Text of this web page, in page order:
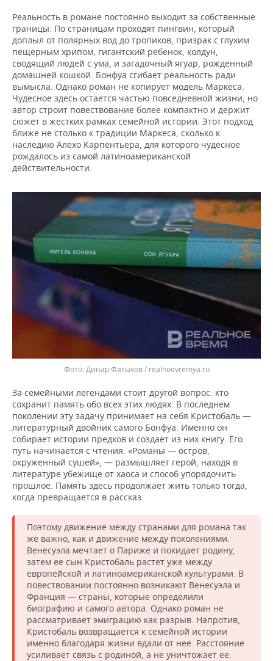
Реальность в романе постоянно выходит за собственные
границы. По страницам проходят пингвин, который
доплыл от полярных вод до тропиков, призрак с глухим
пещерным хрипом, гигантский ребенок, колдун,
сводящий людей с ума, и загадочный ягуар, рожденный
домашней кошкой. Бонфуа сгибает реальность ради
вымысла. Однако роман не копирует модель Маркеса.
Чудесное здесь остается частью повседневной жизни, но
автор строит повествование более компактно и держит
сюжет в жестких рамках семейной истории. Этот подход
ближе не столько к традиции Маркеса, сколько к
наследию Алехо Карпентьера, для которого чудесное
рождалось из самой латиноамериканской
действительности.
Динар Фатыхов / realnoevremya.ru
За семейными легендами стоит другой вопрос: кто
сохранит память обо всех этих людях. В последнем
поколении эту задачу принимает на себя Кристобаль —
литературный двойник самого Бонфуа. Именно он
собирает истории предков и создает из них книгу. Его
путь начинается с чтения. «Романы — остров,
окруженный сушей», — размышляет герой, находя в
литературе убежище от хаоса и способ упорядочить
прошлое. Память здесь продолжает жить только тогда,
когда превращается в рассказ.
Поэтому движение между странами для романа так
же важно, как и движение между поколениями.
Венесуэла мечтает о Париже и покидает родину,
затем ее сын Кристобаль растет уже между
европейской и латиноамериканской культурами. В
повествовании постоянно возникают Венесуэла и
Франция — страны, которые определили
биографию и самого автора. Однако роман не
рассматривает эмиграцию как разрыв. Напротив,
Кристобаль возвращается к семейной истории
именно благодаря жизни вдали от нее. Расстояние
усиливает связь с родиной, а не уничтожает ее.